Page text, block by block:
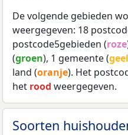
De volgende gebieden
weergegeven: 18
postcode5gebieden (roze
(groen), 1 gemeente (geel
land (oranje). Het
het rood weergegeven.
Soorten